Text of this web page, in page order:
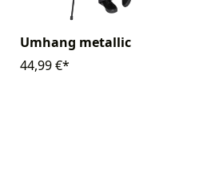
Umhang metallic
44,99 €*